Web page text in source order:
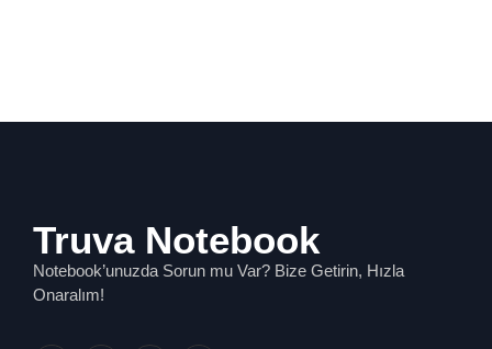
Truva Notebook
Notebook’unuzda Sorun mu Var? Bize Getirin, Hızla
Onaralım!